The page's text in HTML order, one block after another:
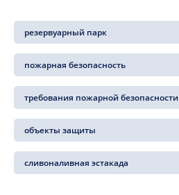
резервуарный парк
пожарная безопасность
требования пожарной безопасности
объекты защиты
сливоналивная эстакада